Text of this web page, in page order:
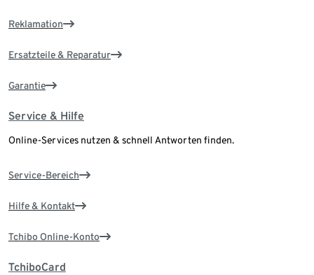
Reklamation
Ersatzteile & Reparatur
Garantie
Service & Hilfe
Online-Services nutzen & schnell Antworten finden.
Service-Bereich
Hilfe & Kontakt
Tchibo Online-Konto
TchiboCard